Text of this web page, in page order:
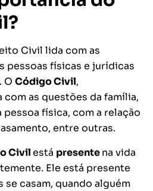
Civil lida com as
pessoas físicas e jurídicas
O Código Civil,
as questões da família,
pessoa física, com a relação
entre outras.
Civilestá presentena vida
Ele está presente
se casam, quando alguém